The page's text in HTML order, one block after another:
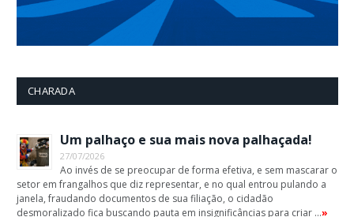
CHARADA
Um palhaço e sua mais nova palhaçada!
27/07/2026
Ao invés de se preocupar de forma efetiva, e sem mascarar o
setor em frangalhos que diz representar, e no qual entrou pulando a
janela, fraudando documentos de sua filiação, o cidadão
desmoralizado fica buscando pauta em insignificâncias para criar …»